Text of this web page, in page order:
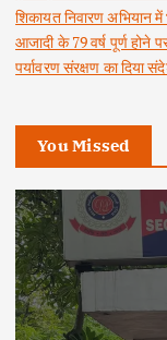
शिकायत निवारण अभियान में
आजादी के 79 वर्ष पूर्ण होने
पर्यावरण संरक्षण का दिया
You Missed